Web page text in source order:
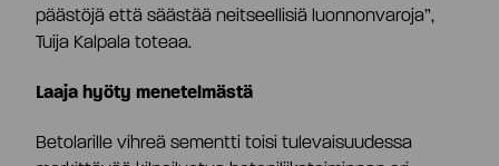
päästöjä että säästää neitseellisiä luonnonvaroja”,
Tuija Kalpala toteaa.
Laaja hyöty menetelmästä
Betolarille vihreä sementti toisi tulevaisuudessa